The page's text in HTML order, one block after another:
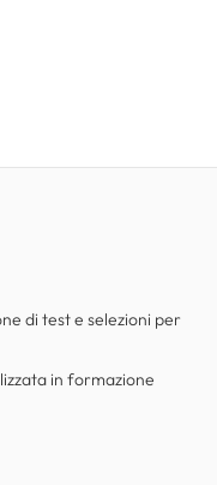
di test e selezioni per
in formazione